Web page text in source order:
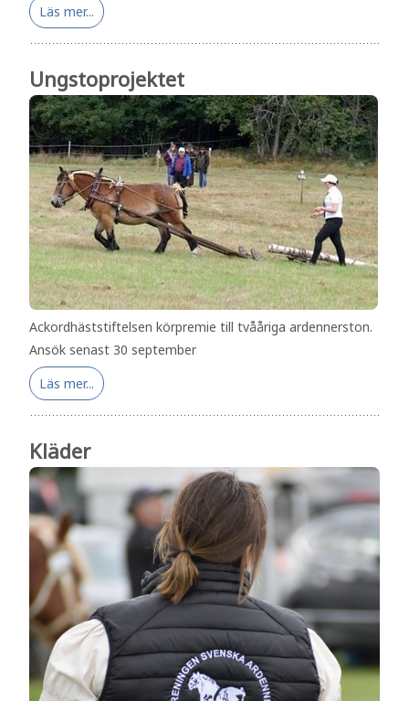
Läs mer...
Ungstoprojektet
Ackordhäststiftelsen körpremie till tvååriga ardennerston.
Ansök senast 30 september
Läs mer...
Kläder